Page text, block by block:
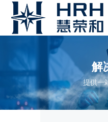
解
提供一